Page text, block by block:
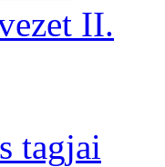
II.
tagjai